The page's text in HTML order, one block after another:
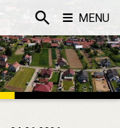
MENU